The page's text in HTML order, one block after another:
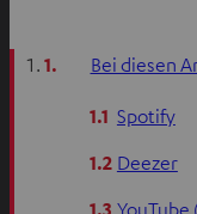
1. Bei diesen
1.1 Spotify
1.2 Deezer